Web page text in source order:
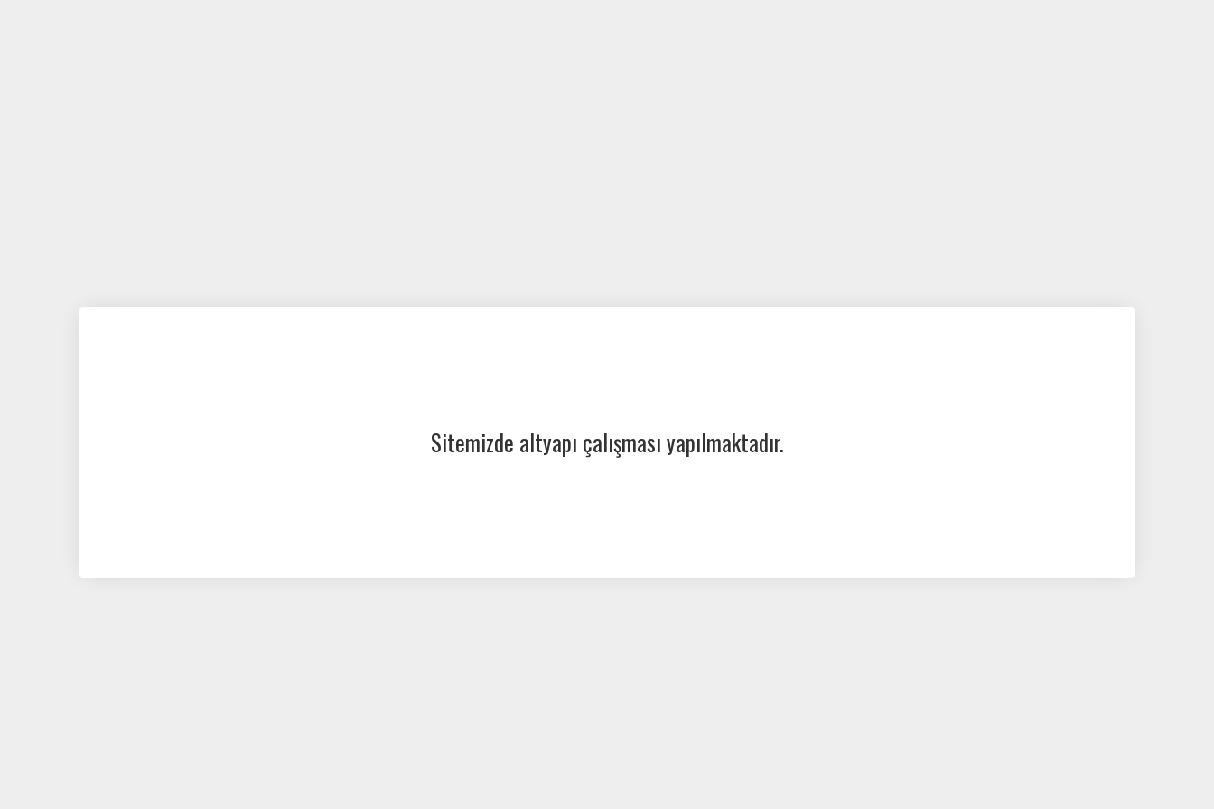
Sitemizde altyapı çalışması yapılmaktadır.